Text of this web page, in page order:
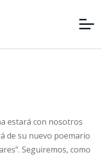
estará con nosotros
de su nuevo poemario
Seguiremos, como